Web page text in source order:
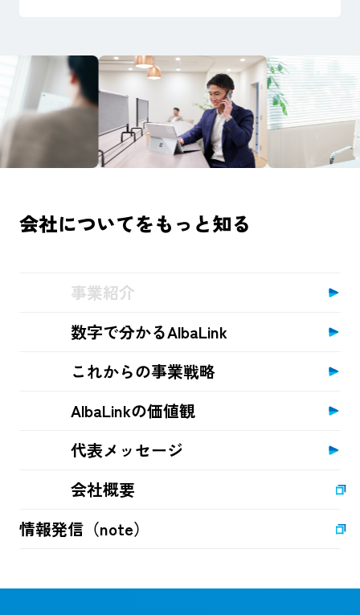
会社についてをもっと知る
事業紹介
数字で分かるAlbaLink
これからの事業戦略
AlbaLinkの価値観
代表メッセージ
会社概要
情報発信（note）